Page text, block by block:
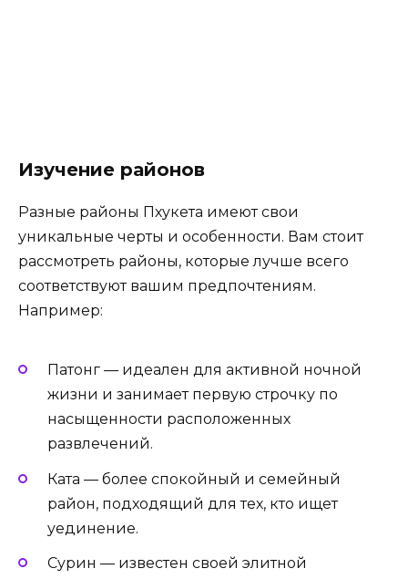
Изучение районов
Разные районы Пхукета имеют свои
уникальные черты и особенности. Вам стоит
рассмотреть районы, которые лучше всего
соответствуют вашим предпочтениям.
Например:
Патонг — идеален для активной ночной
жизни и занимает первую строчку по
насыщенности расположенных
развлечений.
Ката — более спокойный и семейный
район, подходящий для тех, кто ищет
уединение.
Сурин — известен своей элитной